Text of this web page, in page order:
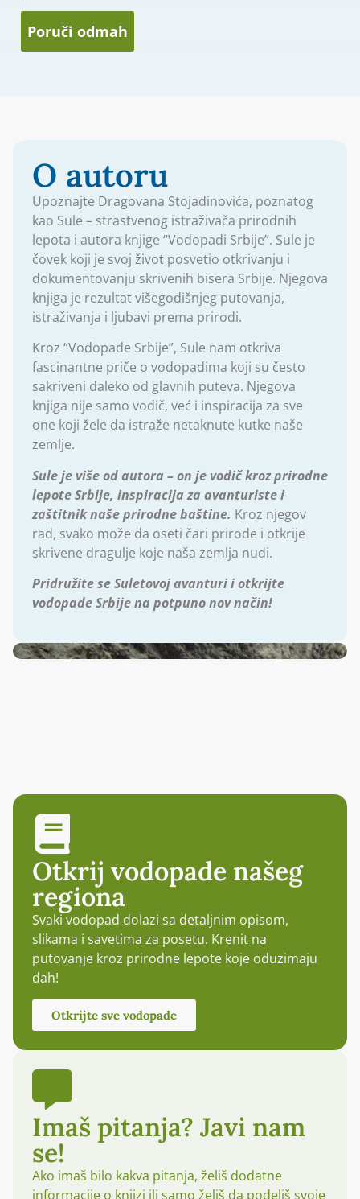
Poruči odmah
O autoru
Upoznajte Dragovana Stojadinovića, poznatog
kao Sule – strastvenog istraživača prirodnih
lepota i autora knjige “Vodopadi Srbije”. Sule je
čovek koji je svoj život posvetio otkrivanju i
dokumentovanju skrivenih bisera Srbije. Njegova
knjiga je rezultat višegodišnjeg putovanja,
istraživanja i ljubavi prema prirodi.
Kroz “Vodopade Srbije”, Sule nam otkriva
fascinantne priče o vodopadima koji su često
sakriveni daleko od glavnih puteva. Njegova
knjiga nije samo vodič, već i inspiracija za sve
one koji žele da istraže netaknute kutke naše
zemlje.
Sule je više od autora – on je vodič kroz prirodne
lepote Srbije, inspiracija za avanturiste i
zaštitnik naše prirodne baštine. Kroz njegov
rad, svako može da oseti čari prirode i otkrije
skrivene dragulje koje naša zemlja nudi.
Pridružite se Suletovoj avanturi i otkrijte
vodopade Srbije na potpuno nov način!
Otkrij vodopade našeg
regiona
Svaki vodopad dolazi sa detaljnim opisom,
slikama i savetima za posetu. Krenit na
putovanje kroz prirodne lepote koje oduzimaju
dah!
Otkrijte sve vodopade
Imaš pitanja? Javi nam
se!
Ako imaš bilo kakva pitanja, želiš dodatne
informacije o knjizi ili samo želiš da podeliš svoje